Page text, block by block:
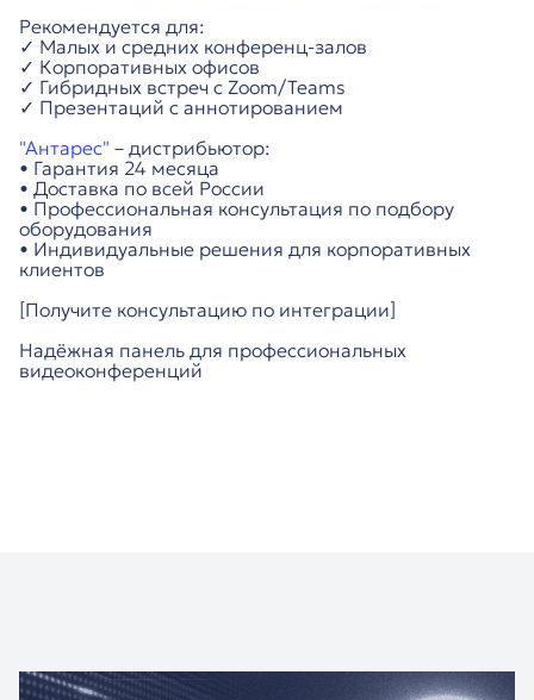
Рекомендуется для:
✓ Малых и средних конференц-залов
✓ Корпоративных офисов
✓ Гибридных встреч с Zoom/Teams
✓ Презентаций с аннотированием
"Антарес" – дистрибьютор:
• Гарантия 24 месяца
• Доставка по всей России
• Профессиональная консультация по подбору
оборудования
• Индивидуальные решения для корпоративных
клиентов
[Получите консультацию по интеграции]
Надёжная панель для профессиональных
видеоконференций